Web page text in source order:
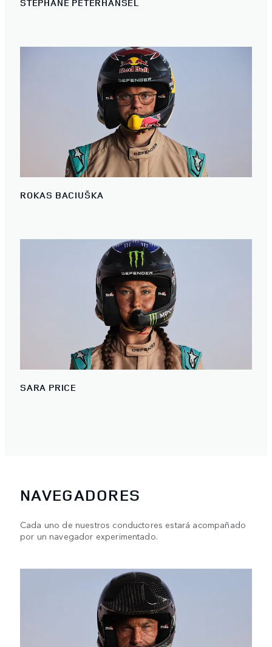
STÉPHANE PETERHANSEL
ROKAS BACIUŠKA
SARA PRICE
NAVEGADORES
Cada uno de nuestros conductores estará acompañado
por un navegador experimentado.